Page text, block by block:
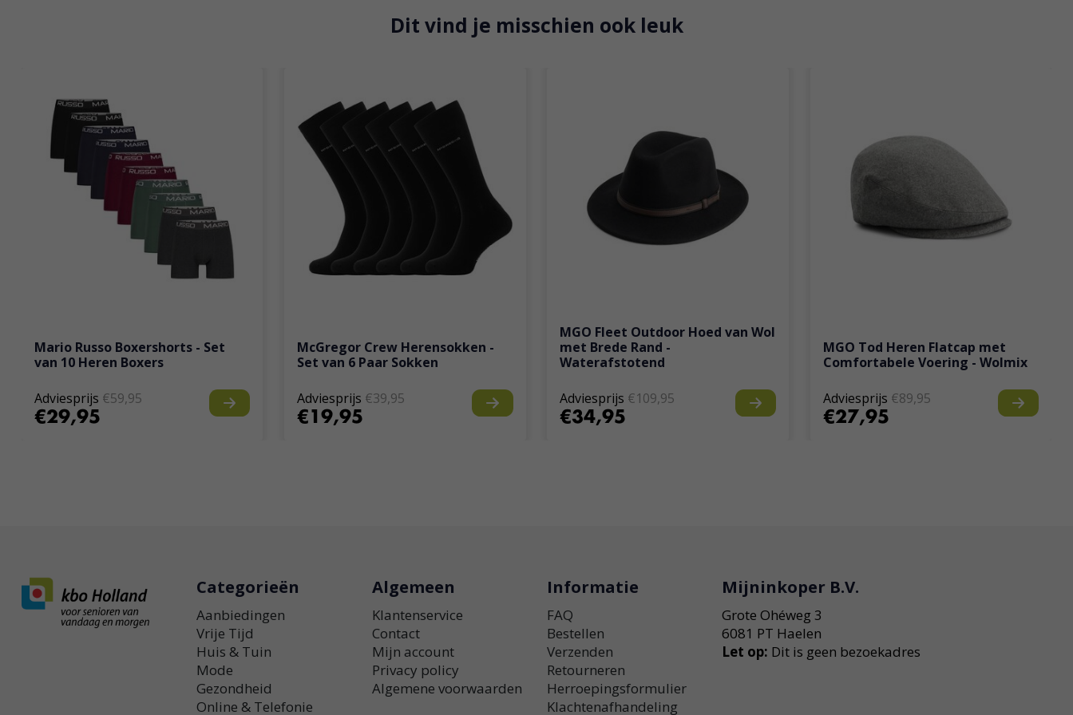
Dit vind je misschien ook leuk
Mario Russo Boxershorts - Set
van 10 Heren Boxers
Adviesprijs €59,95
€29,95
McGregor Crew Herensokken -
Set van 6 Paar Sokken
Adviesprijs €39,95
€19,95
MGO Fleet Outdoor Hoed van Wol
met Brede Rand -
Waterafstotend
Adviesprijs €109,95
€34,95
MGO Tod Heren Flatcap met
Comfortabele Voering - Wolmix
Adviesprijs €89,95
€27,95
Categorieën
Aanbiedingen
Vrije Tijd
Huis & Tuin
Mode
Gezondheid
Online & Telefonie
Algemeen
Klantenservice
Contact
Mijn account
Privacy policy
Algemene voorwaarden
Informatie
FAQ
Bestellen
Verzenden
Retourneren
Herroepingsformulier
Klachtenafhandeling
Mijninkoper B.V.
Grote Ohéweg 3
6081 PT Haelen
Let op: Dit is geen bezoekadres